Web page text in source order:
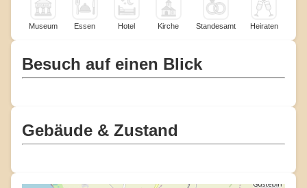
Museum Essen Hotel Kirche Standesamt Heiraten
Besuch auf einen Blick
Gebäude & Zustand